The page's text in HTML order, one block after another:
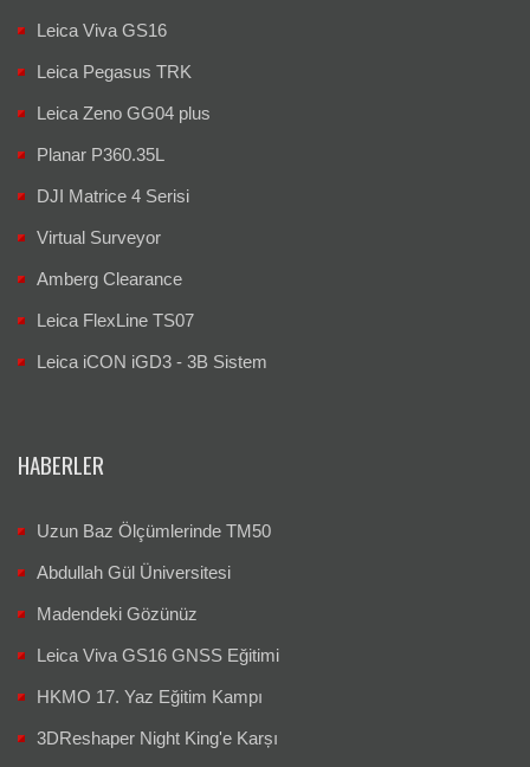
Leica Viva GS16
Leica Pegasus TRK
Leica Zeno GG04 plus
Planar P360.35L
DJI Matrice 4 Serisi
Virtual Surveyor
Amberg Clearance
Leica FlexLine TS07
Leica iCON iGD3 - 3B Sistem
HABERLER
Uzun Baz Ölçümlerinde TM50
Abdullah Gül Üniversitesi
Madendeki Gözünüz
Leica Viva GS16 GNSS Eğitimi
HKMO 17. Yaz Eğitim Kampı
3DReshaper Night King'e Karșı